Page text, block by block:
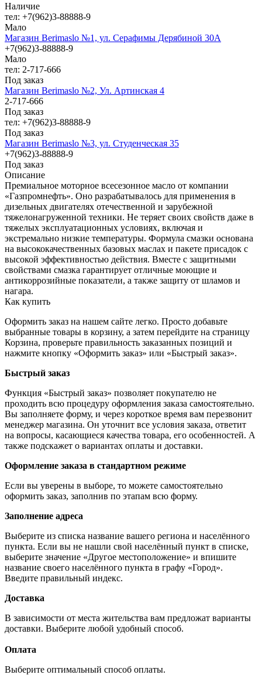
Наличие
тел: +7(962)3-88888-9
Мало
Магазин Berimaslo №1, ул. Серафимы Дерябиной 30А
+7(962)3-88888-9
Мало
тел: 2-717-666
Под заказ
Магазин Berimaslo №2, Ул. Артинская 4
2-717-666
Под заказ
тел: +7(962)3-88888-9
Под заказ
Магазин Berimaslo №3, ул. Студенческая 35
+7(962)3-88888-9
Под заказ
Описание
Премиальное моторное всесезонное масло от компании
«Газпромнефть». Оно разрабатывалось для применения в
дизельных двигателях отечественной и зарубежной
тяжелонагруженной техники. Не теряет своих свойств даже в
тяжелых эксплуатационных условиях, включая и
экстремально низкие температуры. Формула смазки основана
на высококачественных базовых маслах и пакете присадок с
высокой эффективностью действия. Вместе с защитными
свойствами смазка гарантирует отличные моющие и
антикоррозийные показатели, а также защиту от шламов и
нагара.
Как купить
Оформить заказ на нашем сайте легко. Просто добавьте
выбранные товары в корзину, а затем перейдите на страницу
Корзина, проверьте правильность заказанных позиций и
нажмите кнопку «Оформить заказ» или «Быстрый заказ».
Быстрый заказ
Функция «Быстрый заказ» позволяет покупателю не
проходить всю процедуру оформления заказа самостоятельно.
Вы заполняете форму, и через короткое время вам перезвонит
менеджер магазина. Он уточнит все условия заказа, ответит
на вопросы, касающиеся качества товара, его особенностей. А
также подскажет о вариантах оплаты и доставки.
Оформление заказа в стандартном режиме
Если вы уверены в выборе, то можете самостоятельно
оформить заказ, заполнив по этапам всю форму.
Заполнение адреса
Выберите из списка название вашего региона и населённого
пункта. Если вы не нашли свой населённый пункт в списке,
выберите значение «Другое местоположение» и впишите
название своего населённого пункта в графу «Город».
Введите правильный индекс.
Доставка
В зависимости от места жительства вам предложат варианты
доставки. Выберите любой удобный способ.
Оплата
Выберите оптимальный способ оплаты.